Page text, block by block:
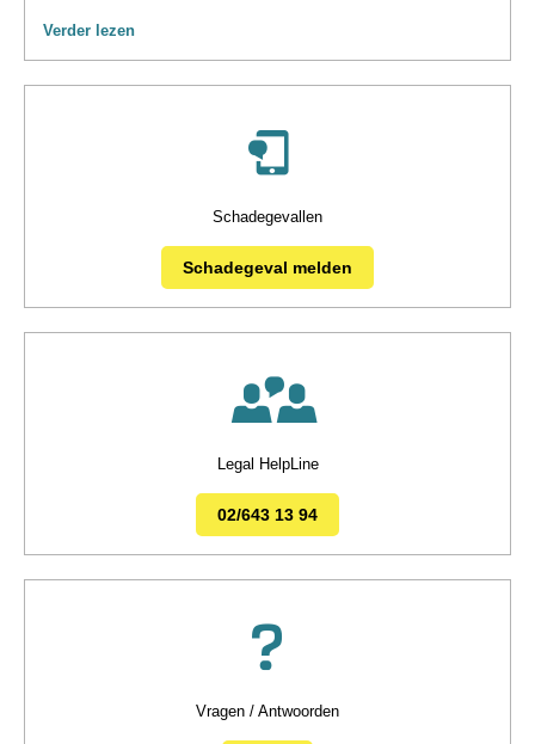
Verder lezen
Schadegevallen
Schadegeval melden
Legal HelpLine
02/643 13 94
Vragen / Antwoorden